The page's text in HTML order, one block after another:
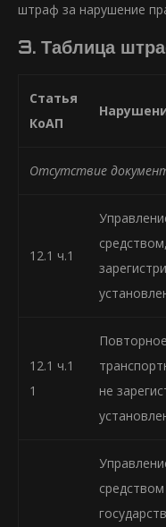
штраф за нарушение
3. Таблица
Статья
КоАП
Отсутствие
12.1 ч.1
12.1 ч.1
1
не